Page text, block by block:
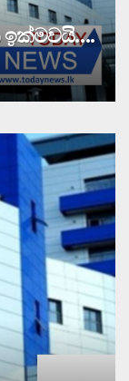
ඉක්මවයි….